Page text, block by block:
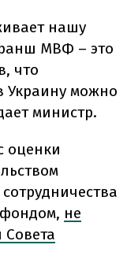
нашу
МВФ – это
что
Украину можно
министр.
оценки
не
Совета